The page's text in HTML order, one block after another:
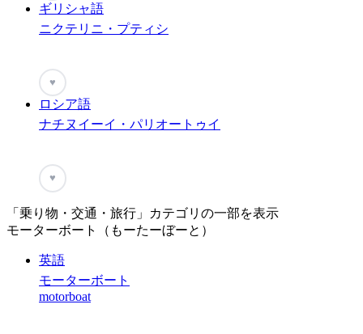
ギリシャ語
ニクテリニ・プティシ
♥
ロシア語
ナチヌイーイ・パリオートゥイ
♥
「乗り物・交通・旅行」カテゴリの一部を表示
モーターボート（もーたーぼーと）
英語
モーターボート
motorboat